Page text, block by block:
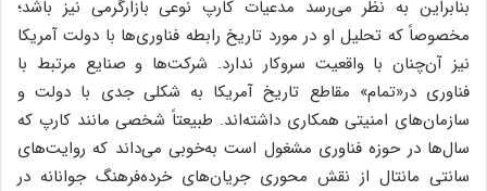
بنابراین به نظر می‌رسد مدعیات کارپ نوعی بازارگرمی نیز باشد؛
مخصوصاً که تحلیل او در مورد تاریخ رابطه فناوری‌ها با دولت آمریکا
نیز آن‌چنان با واقعیت سروکار ندارد. شرکت‌ها و صنایع مرتبط با
فناوری در«تمام» مقاطع تاریخ آمریکا به شکلی جدی با دولت و
سازمان‌های امنیتی همکاری داشته‌اند. طبیعتاً شخصی مانند کارپ که
سال‌ها در حوزه فناوری مشغول است به‌خوبی می‌داند که روایت‌های
سانتی مانتال از نقش محوری جریان‌های خرده‌فرهنگ جوانانه در